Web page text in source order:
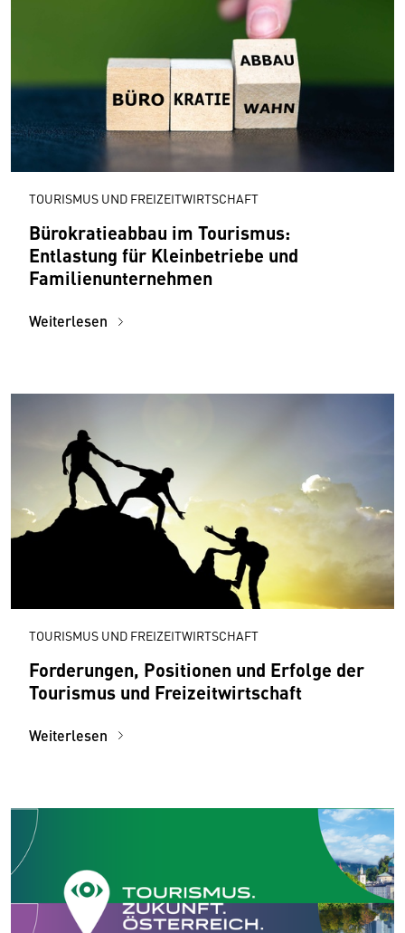
TOURISMUS UND FREIZEITWIRTSCHAFT
Bürokratieabbau im Tourismus:
Entlastung für Kleinbetriebe und
Familienunternehmen
Weiterlesen
TOURISMUS UND FREIZEITWIRTSCHAFT
Forderungen, Positionen und Erfolge der
Tourismus und Freizeitwirtschaft
Weiterlesen